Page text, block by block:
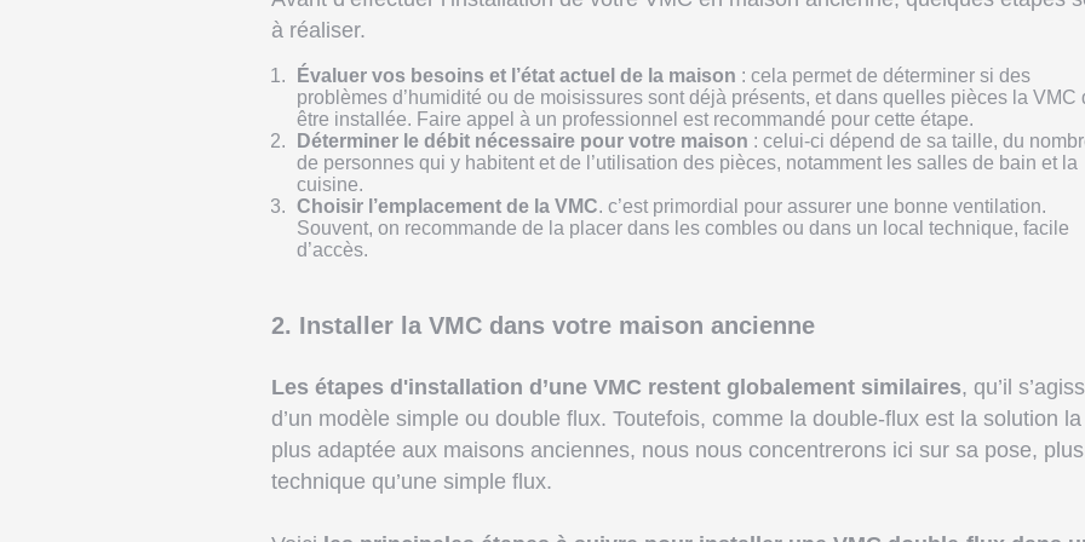
à réaliser.
Évaluer vos besoins et l’état actuel de la maison : cela permet de déterminer si des
problèmes d’humidité ou de moisissures sont déjà présents, et dans quelles pièces la VMC
être installée. Faire appel à un professionnel est recommandé pour cette étape.
Déterminer le débit nécessaire pour votre maison : celui-ci dépend de sa taille, du
de personnes qui y habitent et de l’utilisation des pièces, notamment les salles de bain et la
cuisine.
Choisir l’emplacement de la VMC. c’est primordial pour assurer une bonne ventilation.
Souvent, on recommande de la placer dans les combles ou dans un local technique, facile
d’accès.
2. Installer la VMC dans votre maison ancienne
Les étapes d'installation d’une VMC restent globalement similaires, qu’il
d’un modèle simple ou double flux. Toutefois, comme la double-flux est la solution la
plus adaptée aux maisons anciennes, nous nous concentrerons ici sur sa pose, plus
technique qu’une simple flux.